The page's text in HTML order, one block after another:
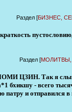
Раздел [БИЗНЕС,
Раздел [МОЛИТВЫ,
Так я
- всего
патру и отправился